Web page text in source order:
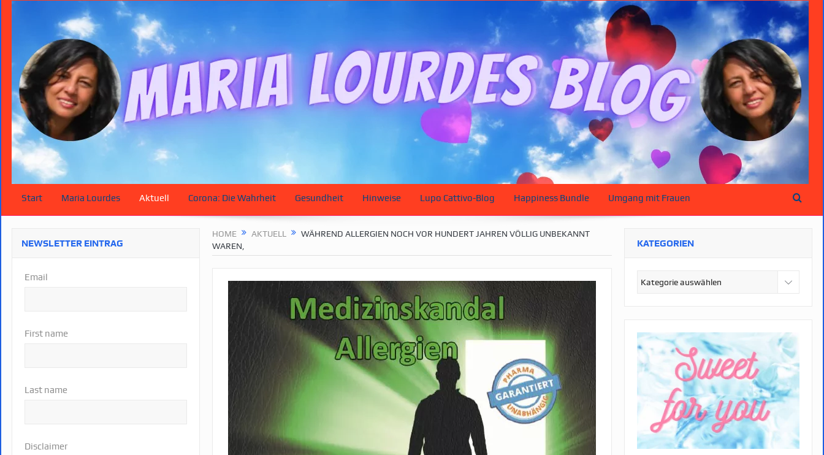
Start Maria Lourdes Aktuell Corona: Die Wahrheit Gesundheit Hinweise Lupo Cattivo-Blog Happiness Bundle Umgang mit Frauen
HOME AKTUELL
WÄHREND ALLERGIEN NOCH VOR HUNDERT JAHREN VÖLLIG UNBEKANNT
WAREN,
NEWSLETTER EINTRAG
Email
First name
Last name
Disclaimer
KATEGORIEN